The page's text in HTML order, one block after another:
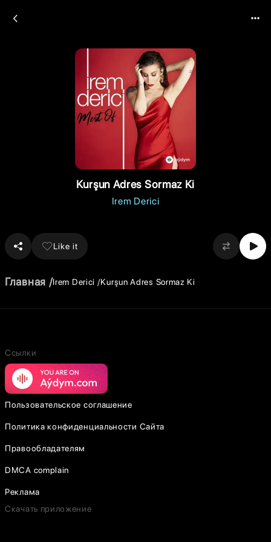
Kurşun Adres Sormaz Ki
Irem Derici
Like it
Главная Irem Derici Kurşun Adres Sormaz Ki
Ссылки
Пользовательское соглашение
Политика конфиденциальности Сайта
Правообладателям
DMCA complain
Реклама
Скачать приложение